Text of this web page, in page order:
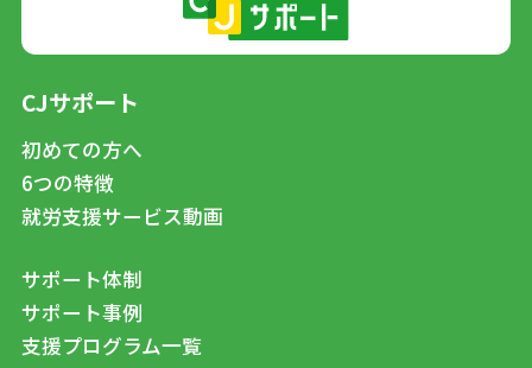
CJサポート
初めての方へ
6つの特徴
就労支援サービス動画
サポート体制
サポート事例
支援プログラム一覧